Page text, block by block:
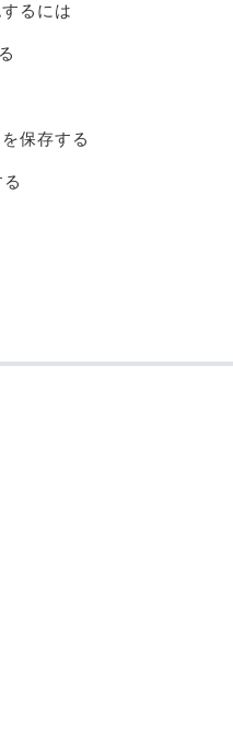
るには
保存する